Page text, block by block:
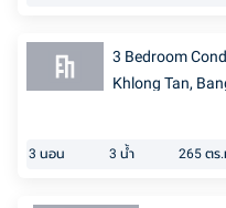
3 Bedroom
Khlong Tan,
3 นอน 3 น้ำ 265 ตร.